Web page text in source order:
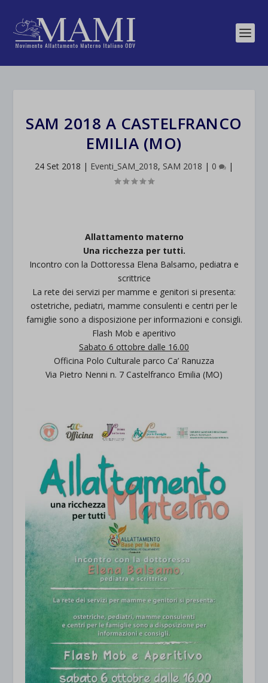
SAM 2018 A CASTELFRANCO
EMILIA (MO)
24 Set 2018 | Eventi_SAM_2018, SAM 2018 | 0 |
Allattamento materno
Una ricchezza per tutti.
Incontro con la Dottoressa Elena Balsamo, pediatra e
scrittrice
La rete dei servizi per mamme e genitori si presenta:
ostetriche, pediatri, mamme consulenti e centri per le
famiglie sono a disposizione per informazioni e consigli.
Flash Mob e aperitivo
Sabato 6 ottobre dalle 16.00
Officina Polo Culturale parco Ca’ Ranuzza
Via Pietro Nenni n. 7 Castelfranco Emilia (MO)